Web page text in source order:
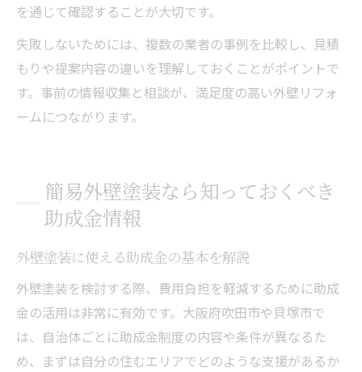
を通じて確認することが大切です。
失敗しないためには、複数の業者の事例を比較し、見積
もりや提案内容の違いを理解しておくことがポイントで
す。事前の情報収集と相談が、満足度の高い外壁リフォ
ームにつながります。
簡易外壁塗装なら知っておくべき
助成金情報
外壁塗装に使える助成金の基本を解説
外壁塗装を検討する際、費用負担を軽減するために助成
金の活用は非常に有効です。大阪府吹田市や貝塚市で
は、自治体ごとに助成金制度の内容や条件が異なるた
め、まずは自分の住むエリアでどのような支援があるか